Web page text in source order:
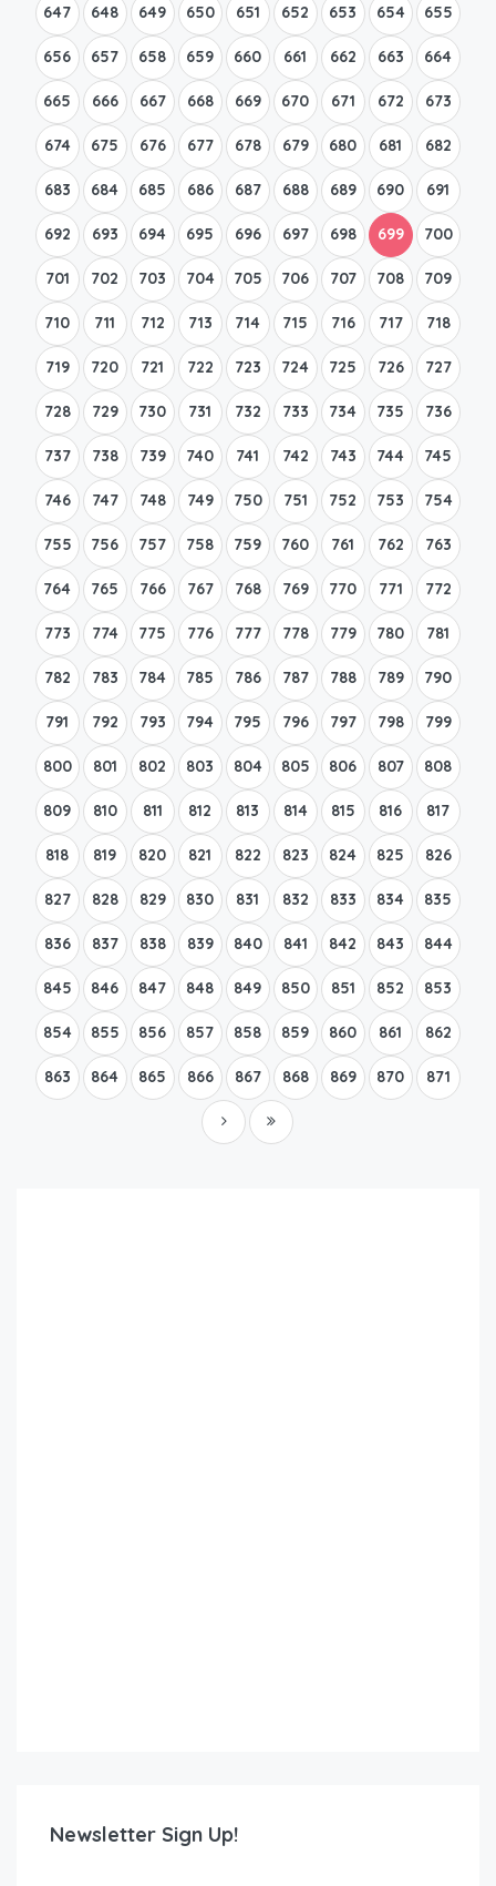
647 648 649 650 651 652 653 654 655
656 657 658 659 660 661 662 663 664
665 666 667 668 669 670 671 672 673
674 675 676 677 678 679 680 681 682
683 684 685 686 687 688 689 690 691
692 693 694 695 696 697 698 699 700
701 702 703 704 705 706 707 708 709
710 711 712 713 714 715 716 717 718
719 720 721 722 723 724 725 726 727
728 729 730 731 732 733 734 735 736
737 738 739 740 741 742 743 744 745
746 747 748 749 750 751 752 753 754
755 756 757 758 759 760 761 762 763
764 765 766 767 768 769 770 771 772
773 774 775 776 777 778 779 780 781
782 783 784 785 786 787 788 789 790
791 792 793 794 795 796 797 798 799
800 801 802 803 804 805 806 807 808
809 810 811 812 813 814 815 816 817
818 819 820 821 822 823 824 825 826
827 828 829 830 831 832 833 834 835
836 837 838 839 840 841 842 843 844
845 846 847 848 849 850 851 852 853
854 855 856 857 858 859 860 861 862
863 864 865 866 867 868 869 870 871
Newsletter Sign Up!